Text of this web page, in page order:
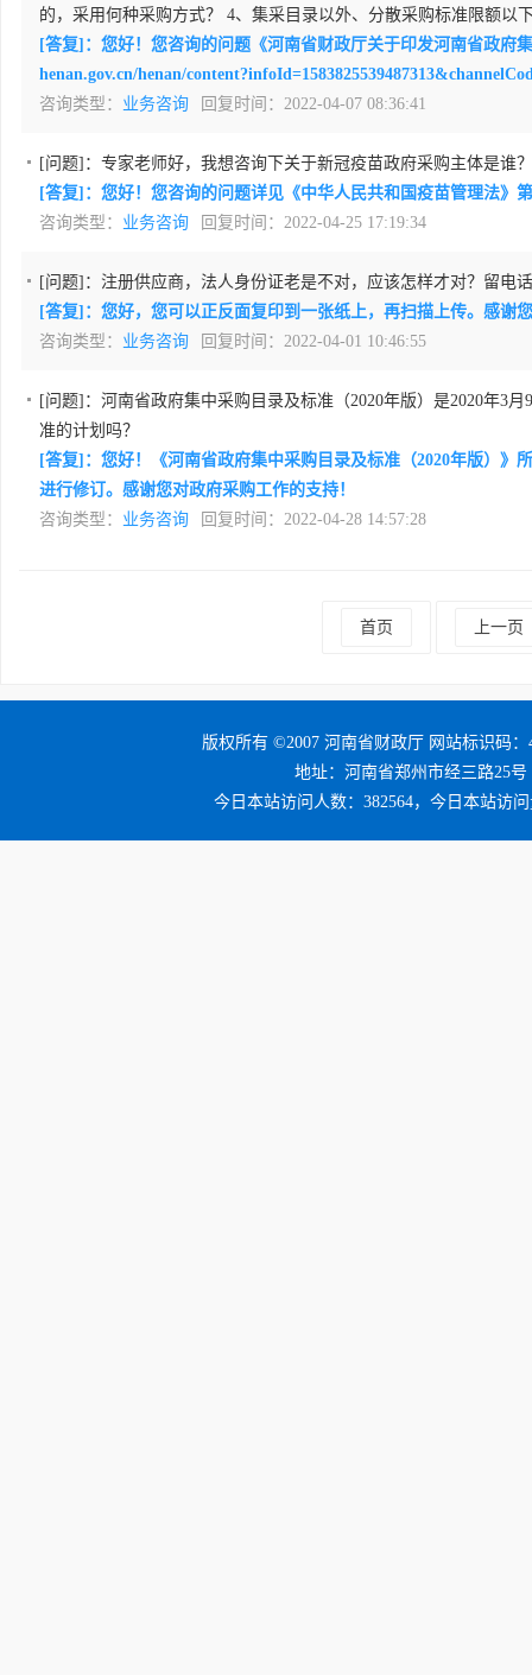
的，采用何种采购方式？ 4、集采目录以外、分散采购标准限额以
[答复]：您好！您咨询的问题《河南省财政厅关于印发河南省政府
henan.gov.cn/henan/
咨询类型： 业务咨询 回复时间：2022-04-07 08:36:41
[问题]： 专家老师好，我想咨询下关于新冠疫苗政府采购主体是谁
[答复]：您好！您咨询的问题详见《中华人民共和国疫苗管理法》
咨询类型： 业务咨询 回复时间：2022-04-25 17:19:34
[问题]： 注册供应商，法人身份证老是不对，应该怎样才对？留电
[答复]：您好，您可以正反面复印到一张纸上，再扫描上传。感谢
咨询类型： 业务咨询 回复时间：2022-04-01 10:46:55
[问题]： 河南省政府集中采购目录及标准（2020年版）是2020年3
准的计划吗？
[答复]：您好！《河南省政府集中采购目录及标准（2020年版）
进行修订。感谢您对政府采购工作的支持！
咨询类型： 业务咨询 回复时间：2022-04-28 14:57:28
首页 上一页
版权所有 ©2007 河南省财政厅 网站标识码：
地址：河南省郑州市经三路25号
今日本站访问人数：382564，今日本站访